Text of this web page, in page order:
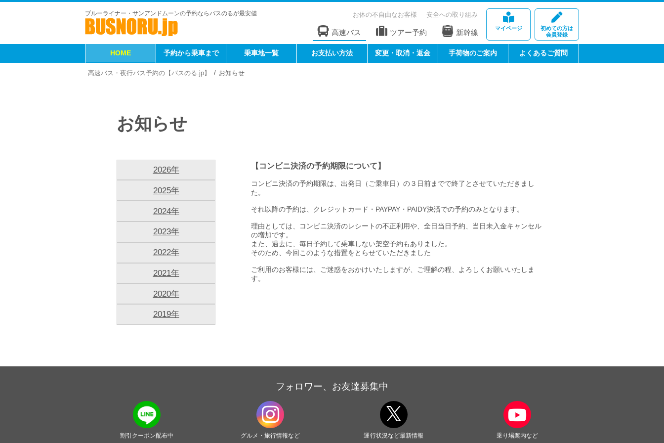
ブルーライナー・サンアンドムーンの予約ならバスのるが最安値
マイページ
初めての方は
会員登録
お体の不自由なお客様 安全への取り組み
高速バス ツアー予約 新幹線
HOME 予約から乗車まで 乗車地一覧 お支払い方法 変更・取消・返金 手荷物のご案内 よくあるご質問
高速バス・夜行バス予約の【バスのる.jp】 お知らせ
お知らせ
【コンビニ決済の予約期限について】
コンビニ決済の予約期限は、出発日（ご乗車日）の３日前までで終了とさせていただきまし
た。
それ以降の予約は、クレジットカード・PAYPAY・PAIDY決済での予約のみとなります。
理由としては、コンビニ決済のレシートの不正利用や、全日当日予約、当日未入金キャンセル
の増加です。
また、過去に、毎日予約して乗車しない架空予約もありました。
そのため、今回このような措置をとらせていただきました
ご利用のお客様には、ご迷惑をおかけいたしますが、ご理解の程、よろしくお願いいたしま
す。
2026年
2025年
2024年
2023年
2022年
2021年
2020年
2019年
フォロワー、お友達募集中
割引クーポン配布中 グルメ・旅行情報など 運行状況など最新情報 乗り場案内など